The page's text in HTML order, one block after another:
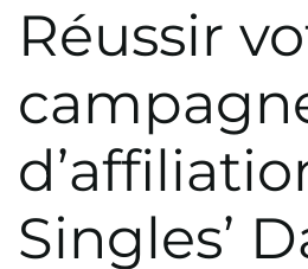
Réussir
Singles’